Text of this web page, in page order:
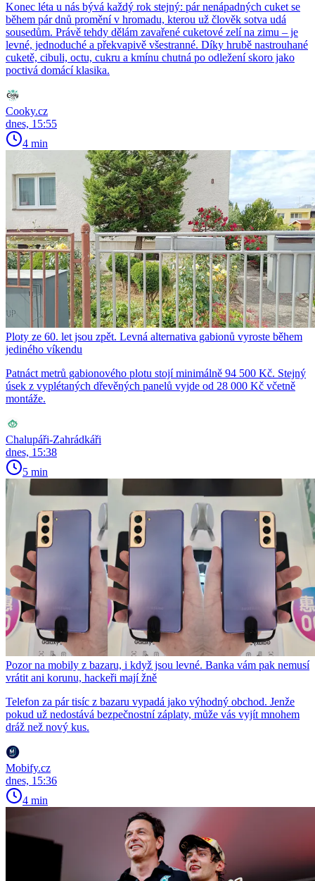
Konec léta u nás bývá každý rok stejný: pár nenápadných cuket se
během pár dnů promění v hromadu, kterou už člověk sotva udá
sousedům. Právě tehdy dělám zavařené cuketové zelí na zimu – je
levné, jednoduché a překvapivě všestranné. Díky hrubě nastrouhané
cuketě, cibuli, octu, cukru a kmínu chutná po odležení skoro jako
poctivá domácí klasika.
Cooky.cz
dnes, 15:55
4 min
Ploty ze 60. let jsou zpět. Levná alternativa gabionů vyroste během
jediného víkendu
Patnáct metrů gabionového plotu stojí minimálně 94 500 Kč. Stejný
úsek z vyplétaných dřevěných panelů vyjde od 28 000 Kč včetně
montáže.
Chalupáři-Zahrádkáři
dnes, 15:38
5 min
Pozor na mobily z bazaru, i když jsou levné. Banka vám pak nemusí
vrátit ani korunu, hackeři mají žně
Telefon za pár tisíc z bazaru vypadá jako výhodný obchod. Jenže
pokud už nedostává bezpečnostní záplaty, může vás vyjít mnohem
dráž než nový kus.
Mobify.cz
dnes, 15:36
4 min